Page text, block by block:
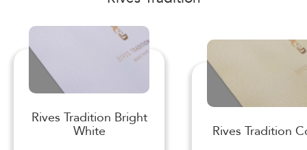
Rives Tradition Bright
White
Rives Tradition